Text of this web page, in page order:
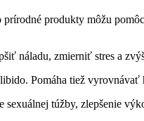
prírodné produkty môžu
náladu, zmierniť stres a
Pomáha tiež
sexuálnej túžby, zlepšenie